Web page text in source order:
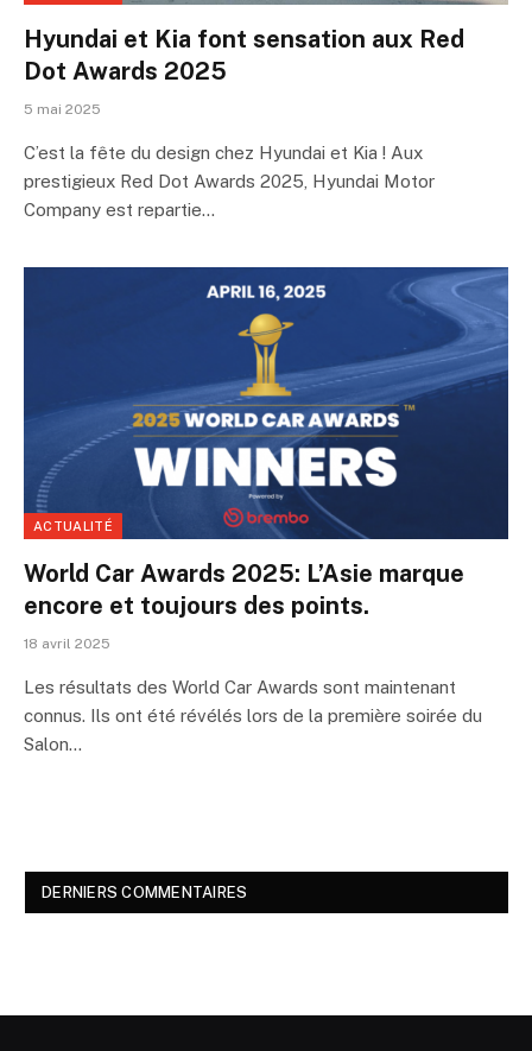
Hyundai et Kia font sensation aux Red
Dot Awards 2025
5 mai 2025
C’est la fête du design chez Hyundai et Kia ! Aux
prestigieux Red Dot Awards 2025, Hyundai Motor
Company est repartie…
ACTUALITÉ
World Car Awards 2025: L’Asie marque
encore et toujours des points.
18 avril 2025
Les résultats des World Car Awards sont maintenant
connus. Ils ont été révélés lors de la première soirée du
Salon…
DERNIERS COMMENTAIRES